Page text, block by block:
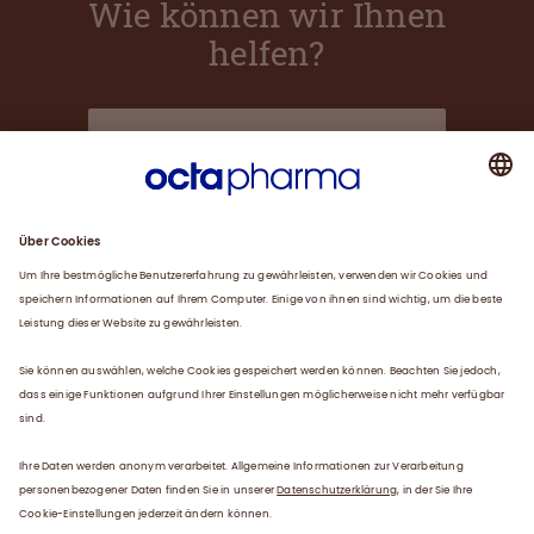
Wie können wir Ihnen
helfen?
Über uns
Karriere
Service